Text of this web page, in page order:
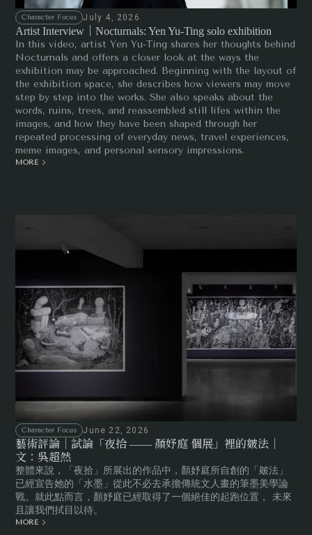
Character Focus July 4, 2026
Artist Interview｜Nocturnals: Yen Yu-Ting solo exhibition
In this video, artist Yen Yu-Ting shares her thoughts behind
Nocturnals and offers a closer look at the ways the
exhibition may be approached. Beginning with the layout of
the exhibition space, she describes how viewers may move
step by step into the works. She also speaks about the
words, ruins, trees, and reassembled still lifes within the
images, and how they have been shaped through her
repeated processing of everyday news, travel experiences,
meme images, and personal sensory impressions.
MORE
Character Focus June 22, 2026
藝術評論｜試論「夜拾 —— 顏妤庭 個展」裡的皴法｜
文：吳超然
整體來說，「夜拾」所展出的作品中，顏妤庭所自創的「皴法」
已經宣告她的「水墨」從此不必去承擔傳統文人畫的筆墨美學論
戰。就此點而言，顏妤庭已經取得了一個絕佳的起跑位置， 未來
且讓我們拭目以待。
MORE